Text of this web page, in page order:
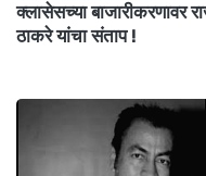
क्लासेसच्या बाजारीकरणावर
ठाकरे यांचा संताप !